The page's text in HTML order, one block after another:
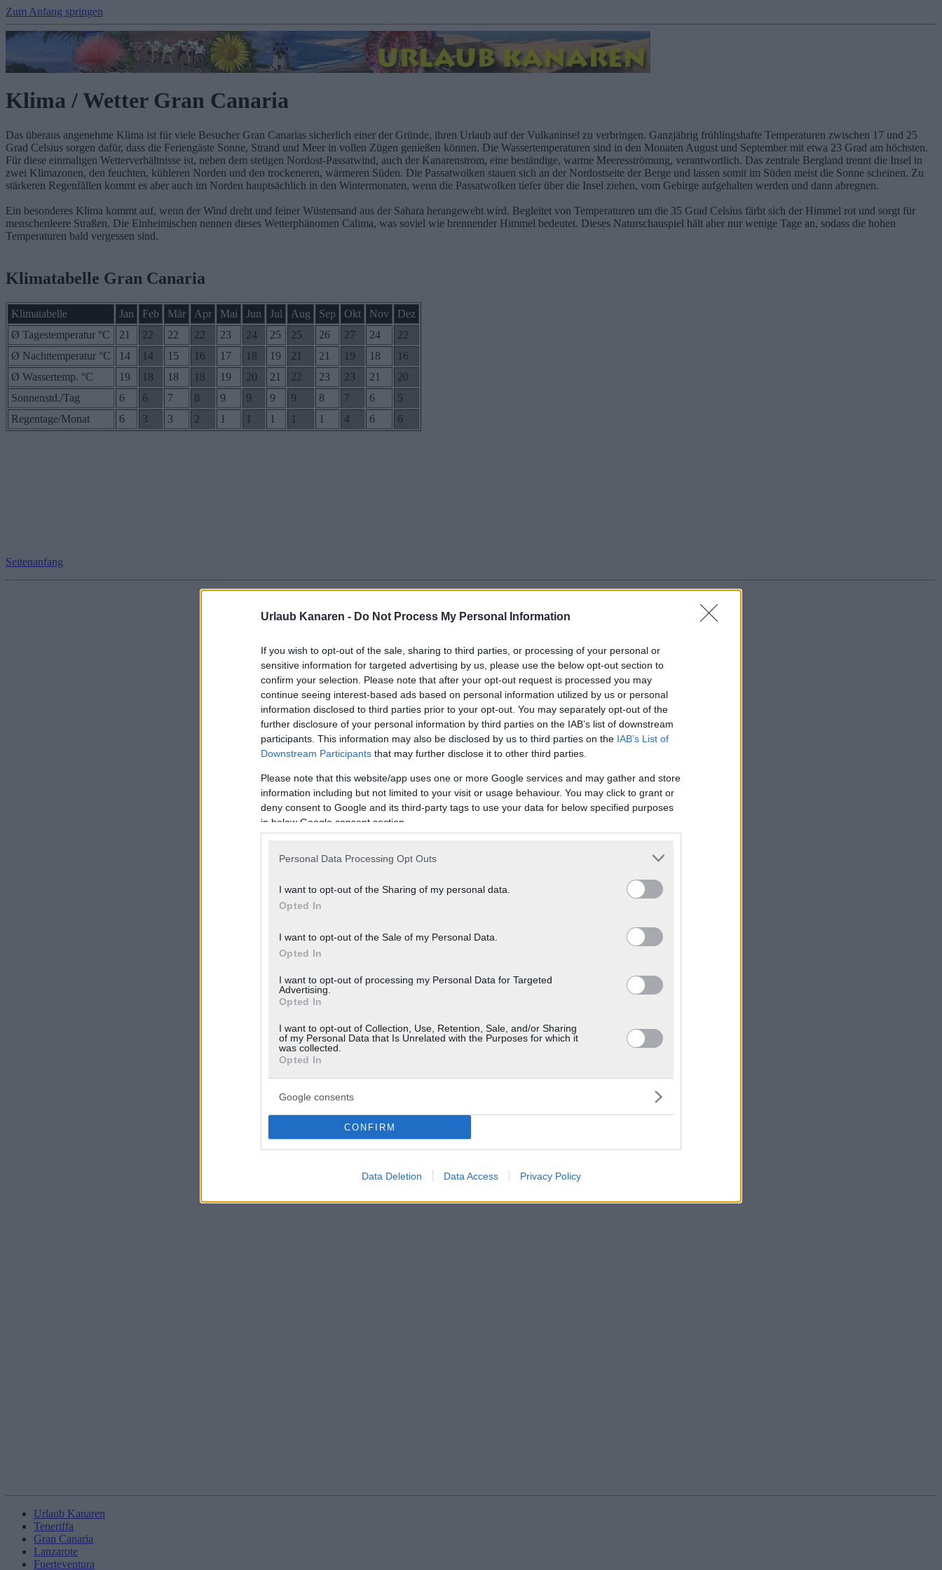
Urlaub Kanaren - Do Not Process My Personal Information
If you wish to opt-out of the sale, sharing to third parties, or processing of your personal or
sensitive information for targeted advertising by us, please use the below opt-out section to
confirm your selection. Please note that after your opt-out request is processed you may
continue seeing interest-based ads based on personal information utilized by us or personal
information disclosed to third parties prior to your opt-out. You may separately opt-out of the
further disclosure of your personal information by third parties on the IAB’s list of downstream
participants. This information may also be disclosed by us to third parties on the IAB’s List of
Downstream Participants that may further disclose it to other third parties.
Please note that this website/app uses one or more Google services and may gather and store
information including but not limited to your visit or usage behaviour. You may click to grant or
deny consent to Google and its third-party tags to use your data for below specified purposes
in below Google consent section.
Personal Data Processing Opt Outs
I want to opt-out of the Sharing of my personal data.
Opted In
I want to opt-out of the Sale of my Personal Data.
Opted In
I want to opt-out of processing my Personal Data for Targeted
Advertising.
Opted In
I want to opt-out of Collection, Use, Retention, Sale, and/or Sharing
of my Personal Data that Is Unrelated with the Purposes for which it
was collected.
Opted In
Google consents
CONFIRM
Data Deletion Data Access Privacy Policy
Zum Anfang springen
Klima / Wetter Gran Canaria
Das überaus angenehme Klima ist für viele Besucher Gran Canarias sicherlich einer der Gründe, ihren Urlaub auf der Vulkaninsel zu verbringen. Ganzjährig frühlingshafte Temperaturen zwischen 17 und 25
Grad Celsius sorgen dafür, dass die Feriengäste Sonne, Strand und Meer in vollen Zügen genießen können. Die Wassertemperaturen sind in den Monaten August und September mit etwa 23 Grad am höchsten.
Für diese einmaligen Wetterverhältnisse ist, neben dem stetigen Nordost-Passatwind, auch der Kanarenstrom, eine beständige, warme Meeresströmung, verantwortlich. Das zentrale Bergland trennt die Insel in
zwei Klimazonen, den feuchten, kühleren Norden und den trockeneren, wärmeren Süden. Die Passatwolken stauen sich an der Nordostseite der Berge und lassen somit im Süden meist die Sonne scheinen. Zu
stärkeren Regenfällen kommt es aber auch im Norden hauptsächlich in den Wintermonaten, wenn die Passatwolken tiefer über die Insel ziehen, vom Gebirge aufgehalten werden und dann abregnen.
Ein besonderes Klima kommt auf, wenn der Wind dreht und feiner Wüstensand aus der Sahara herangeweht wird. Begleitet von Temperaturen um die 35 Grad Celsius färbt sich der Himmel rot und sorgt für
menschenleere Straßen. Die Einheimischen nennen dieses Wetterphänomen Calima, was soviel wie brennender Himmel bedeutet. Dieses Naturschauspiel hält aber nur wenige Tage an, sodass die hohen
Temperaturen bald vergessen sind.
Klimatabelle Gran Canaria
Klimatabelle Jan Feb Mär Apr Mai Jun Jul Aug Sep Okt Nov
Dez
Ø Tagestemperatur °C
21 22 22 22 23 24 25 25 26 27 24
22
Ø Nachttemperatur °C
14 14 15 16 17 18 19 21 21 19 18
16
Ø Wassertemp. °C
19 18 18 18 19 20 21 22 23 23 21
20
Sonnenstd./Tag
6 6 7 8 9 9 9 9 8 7 6
5
Regentage/Monat
6 3 3 2 1 1 1 1 1 4 6 6
Seitenanfang
Urlaub Kanaren
Teneriffa
Gran Canaria
Lanzarote
Fuerteventura